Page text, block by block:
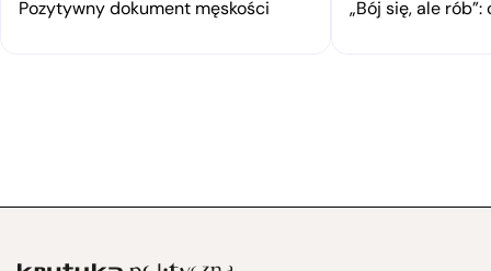
Pozytywny dokument męskości „Bój się, ale